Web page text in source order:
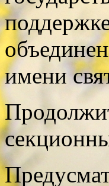
имени